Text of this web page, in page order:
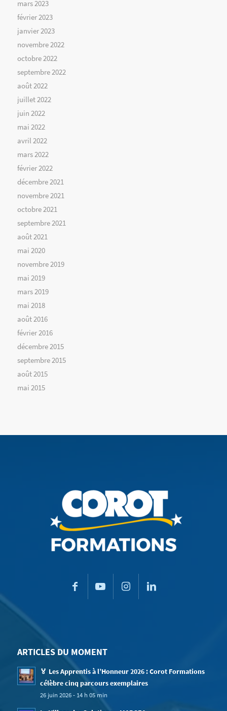
mars 2023
février 2023
janvier 2023
novembre 2022
octobre 2022
septembre 2022
août 2022
juillet 2022
juin 2022
mai 2022
avril 2022
mars 2022
février 2022
décembre 2021
novembre 2021
octobre 2021
septembre 2021
août 2021
mai 2020
novembre 2019
mai 2019
mars 2019
mai 2018
août 2016
février 2016
décembre 2015
septembre 2015
août 2015
mai 2015
ARTICLES DU MOMENT
🏅 Les Apprentis à l’Honneur 2026 : Corot Formations
célèbre cinq parcours exemplaires
26 juin 2026 - 14 h 05 min